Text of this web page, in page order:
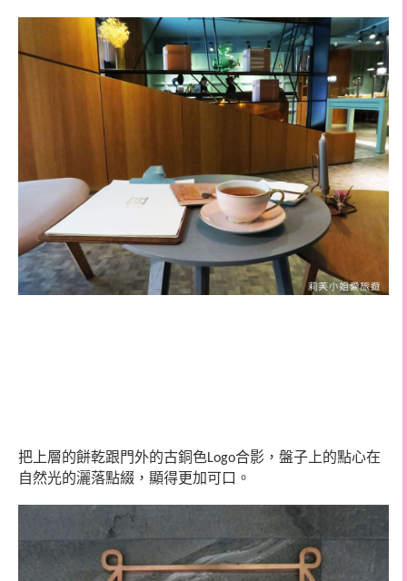
把上層的餅乾跟門外的古銅色Logo合影，盤子上的點心在
自然光的灑落點綴，顯得更加可口。